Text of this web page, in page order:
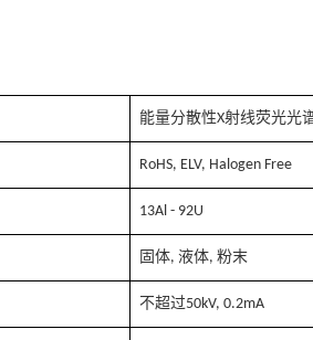
能量分散性X射线荧光光
RoHS, ELV, Halogen Free
13Al - 92U
固体, 液体, 粉末
不超过50kV, 0.2mA